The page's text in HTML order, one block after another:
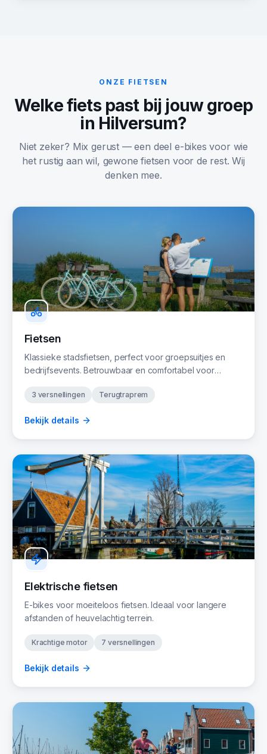
ONZE FIETSEN
Welke fiets past bij jouw groep
in Hilversum?
Niet zeker? Mix gerust — een deel e-bikes voor wie
het rustig aan wil, gewone fietsen voor de rest. Wij
denken mee.
Fietsen
Klassieke stadsfietsen, perfect voor groepsuitjes en
bedrijfsevents. Betrouwbaar en comfortabel voor
3 versnellingen Terugtraprem
Bekijk details
Elektrische fietsen
E-bikes voor moeiteloos fietsen. Ideaal voor langere
afstanden of heuvelachtig terrein.
Krachtige motor 7 versnellingen
Bekijk details